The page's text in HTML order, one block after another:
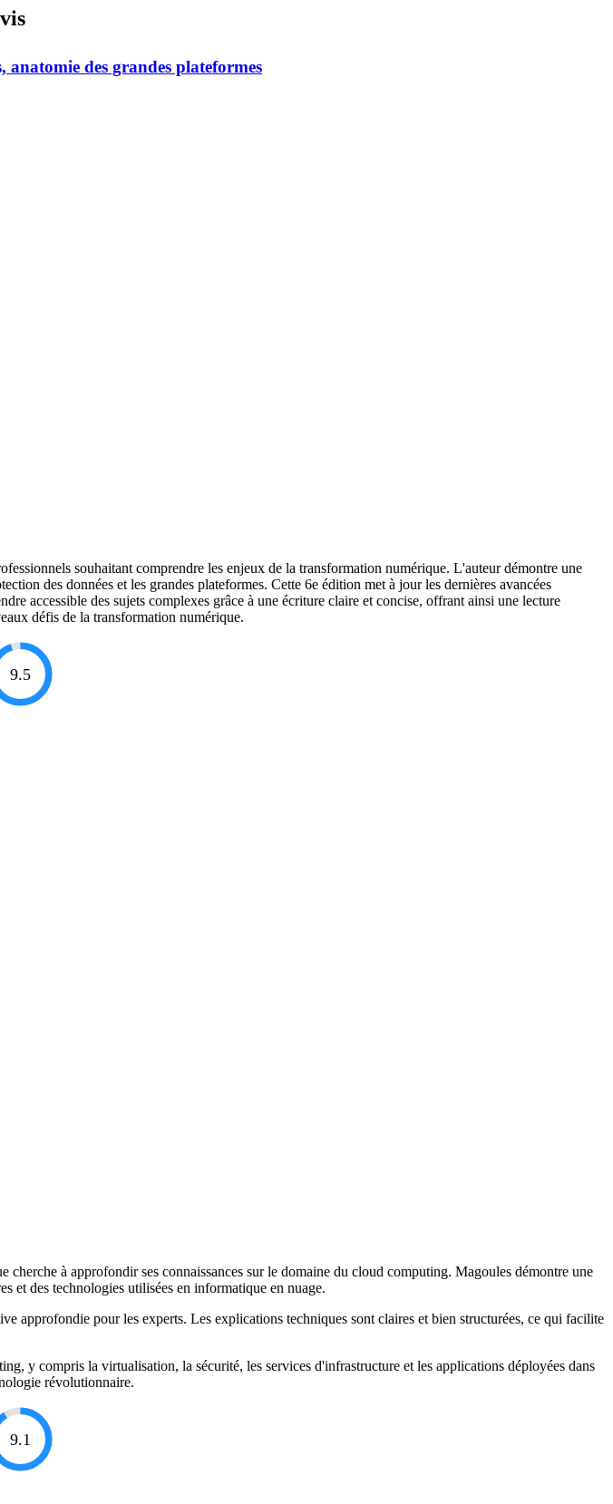
des grandes plateformes
souhaitant comprendre les enjeux de la transformation numérique. L'auteur démontre une
des données et les grandes plateformes. Cette 6e édition met à jour les dernières avancées
accessible des sujets complexes grâce à une écriture claire et concise, offrant ainsi une lecture
défis de la transformation numérique.
9.5
à approfondir ses connaissances sur le domaine du cloud computing. Magoules démontre une
et des technologies utilisées en informatique en nuage.
approfondie pour les experts. Les explications techniques sont claires et bien structurées, ce qui facilite
y compris la virtualisation, la sécurité, les services d'infrastructure et les applications déployées dans
révolutionnaire.
9.1